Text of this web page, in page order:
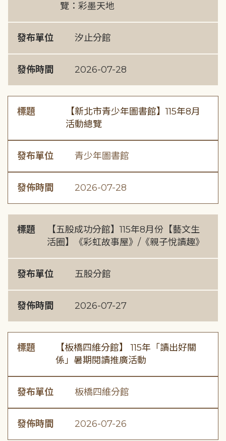
覽：彩墨天地
發布單位 汐止分館
發佈時間 2026-07-28
標題
【新北市青少年圖書館】115年8月
活動總覽
發布單位 青少年圖書館
發佈時間 2026-07-28
標題
【五股成功分館】115年8月份【藝文生
活圈】《彩虹故事屋》/《親子悅讀趣》
發布單位 五股分館
發佈時間 2026-07-27
標題
【板橋四維分館】 115年「讀出好關
係」暑期閱讀推廣活動
發布單位 板橋四維分館
發佈時間 2026-07-26